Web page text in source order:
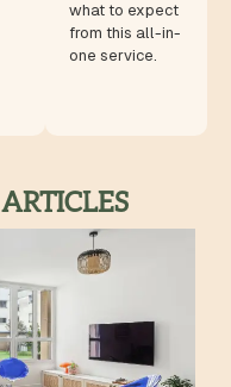
what to expect
from this all-in-
one service.
ARTICLES